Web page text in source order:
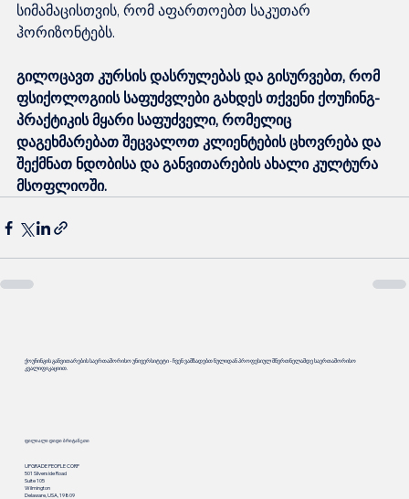
სიმამაცისთვის, რომ აფართოებთ საკუთარ
ჰორიზონტებს.
გილოცავთ კურსის დასრულებას და გისურვებთ, რომ
ფსიქოლოგიის საფუძვლები გახდეს თქვენი ქოუჩინგ-
პრაქტიკის მყარი საფუძველი, რომელიც
დაგეხმარებათ შეცვალოთ კლიენტების ცხოვრება და
შექმნათ ნდობისა და განვითარების ახალი კულტურა
მსოფლიოში.
ქოუჩინგის განვითარების საერთაშორისო უნივერსიტეტი - ჩვენ ვამზადებთ ნულიდან პროფესიულ მწვრთნელამდე საერთაშორისო
კვალიფიკაციით.
ფილიალი დიდი ბრიტანეთი
UPGRADE PEOPLE CORP
501 Silverside Road
Suite 105
Wilmington
Delaware, USA, 19809